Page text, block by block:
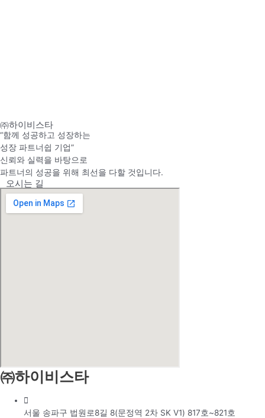
㈜하이비스타
“함께 성공하고 성장하는
성장 파트너쉽 기업”
신뢰와 실력을 바탕으로
파트너의 성공을 위해 최선을 다할 것입니다.
오시는 길
㈜하이비스타
서울 송파구 법원로8길 8(문정역 2차 SK V1) 817호~821호